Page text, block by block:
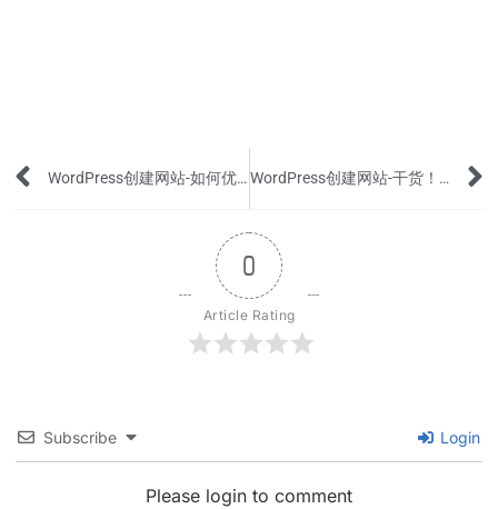
Prev WordPress创建网站-如何优化SEO和添加网站到Google排名？(中) WordPress创建网站-干货！一个的简单方法和垃圾邮件说拜拜!
0
Article Rating
Subscribe Login
Please login to comment